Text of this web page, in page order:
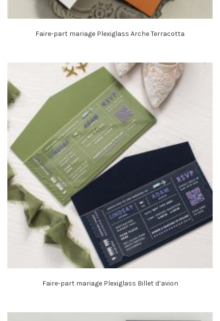
Faire-part mariage Plexiglass Arche Terracotta
Faire-part mariage Plexiglass Billet d’avion